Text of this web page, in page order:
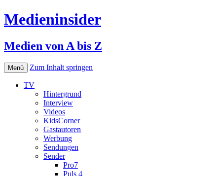
Medieninsider
Medien von A bis Z
Menü Zum Inhalt springen
TV
Hintergrund
Interview
Videos
KidsCorner
Gastautoren
Werbung
Sendungen
Sender
Pro7
Puls 4